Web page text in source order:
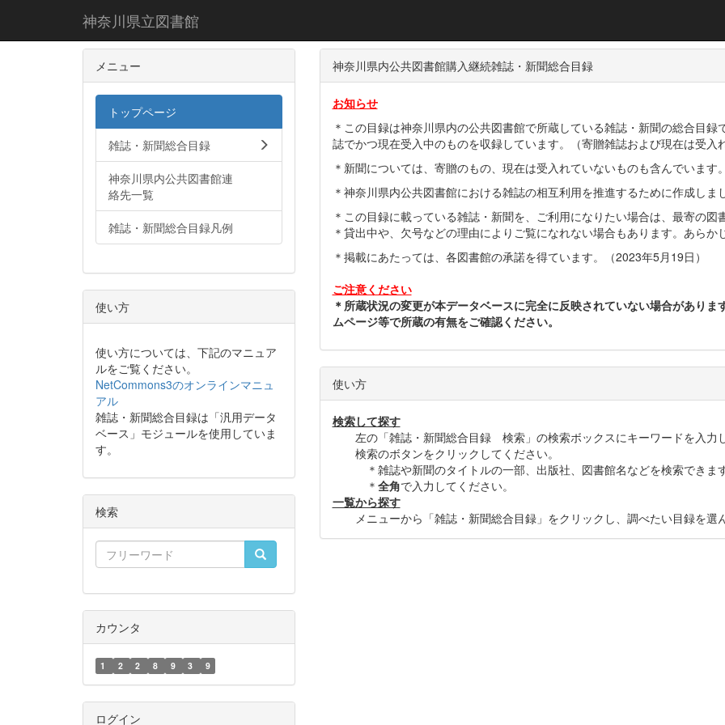
神奈川県立図書館
神奈川県内公共図書館購入継続雑誌・新聞総合目録
お知らせ
＊この目録は神奈川県内の公共図書館で所蔵している雑誌・新聞の総合目
誌でかつ現在受入中のものを収録しています。（寄贈雑誌および現在は受入
＊新聞については、寄贈のもの、現在は受入れていないものも含んでいます。
＊神奈川県内公共図書館における雑誌の相互利用を推進するために作成しま
＊この目録に載っている雑誌・新聞を、ご利用になりたい場合は、最寄の図
＊貸出中や、欠号などの理由によりご覧になれない場合もあります。あらか
＊掲載にあたっては、各図書館の承諾を得ています。（2023年5月19日）
ご注意ください
＊所蔵状況の変更が本データベースに完全に反映されていない場合があり
ムページ等で所蔵の有無をご確認ください。
使い方
検索して探す
左の「雑誌・新聞総合目録 検索」の検索ボックスにキーワードを入力し
検索のボタンをクリックしてください。
＊雑誌や新聞のタイトルの一部、出版社、図書館名などを検索できます
＊ 全角で入力してください。
一覧から探す
メニューから「雑誌・新聞総合目録」をクリックし、調べたい目録を選ん
メニュー
トップページ
雑誌・新聞総合目録
神奈川県内公共図書館連
絡先一覧
雑誌・新聞総合目録凡例
使い方
使い方については、下記のマニュア
ルをご覧ください。
NetCommons3のオンラインマニュ
アル
雑誌・新聞総合目録は「汎用データ
ベース」モジュールを使用していま
す。
検索
カウンタ
1 2 2 8 9 3 9
ログイン